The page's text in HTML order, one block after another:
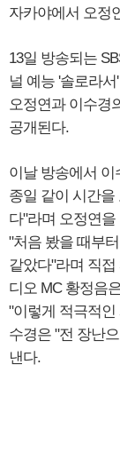
자카야에서 오정
13일 방송되는
널 예능 '솔로라
오정연과 이수경
공개된다.
이날 방송에서 이
종일 같이 시간을
다"라며 오정연을
"처음 봤을 때부
같았다"라며 직
디오 MC 황정음
"이렇게 적극적인
수경은 "전 장난
낸다.